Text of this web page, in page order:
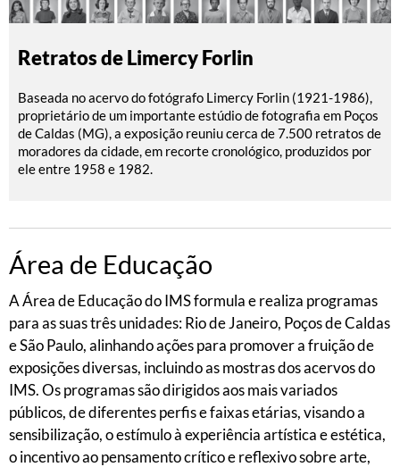
Retratos de Limercy Forlin
Baseada no acervo do fotógrafo Limercy Forlin (1921-1986),
proprietário de um importante estúdio de fotografia em Poços
de Caldas (MG), a exposição reuniu cerca de 7.500 retratos de
moradores da cidade, em recorte cronológico, produzidos por
ele entre 1958 e 1982.
Área de Educação
A Área de Educação do IMS formula e realiza programas
para as suas três unidades: Rio de Janeiro, Poços de Caldas
e São Paulo, alinhando ações para promover a fruição de
exposições diversas, incluindo as mostras dos acervos do
IMS. Os programas são dirigidos aos mais variados
públicos, de diferentes perfis e faixas etárias, visando a
sensibilização, o estímulo à experiência artística e estética,
o incentivo ao pensamento crítico e reflexivo sobre arte,